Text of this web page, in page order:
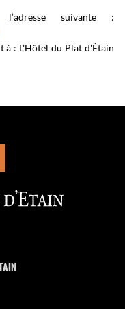
suivante :
à : L'Hôtel du Plat d'Étain